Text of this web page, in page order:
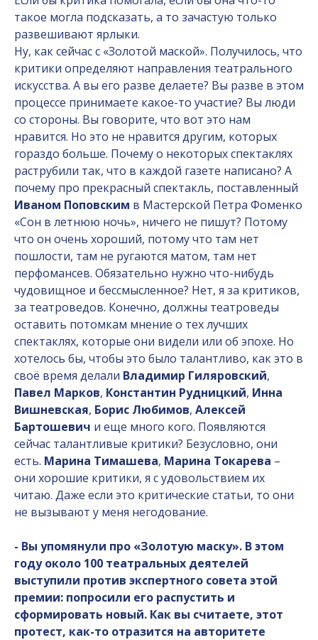
такое могла подсказать, а то зачастую только
развешивают ярлыки.
Ну, как сейчас с «Золотой маской». Получилось, что
критики определяют направления театрального
искусства. А вы его разве делаете? Вы разве в этом
процессе принимаете какое-то участие? Вы люди
со стороны. Вы говорите, что вот это нам
нравится. Но это не нравится другим, которых
гораздо больше. Почему о некоторых спектаклях
раструбили так, что в каждой газете написано? А
почему про прекрасный спектакль, поставленный
Иваном Поповским в Мастерской Петра Фоменко
«Сон в летнюю ночь», ничего не пишут? Потому
что он очень хороший, потому что там нет
пошлости, там не ругаются матом, там нет
перфомансев. Обязательно нужно что-нибудь
чудовищное и бессмысленное? Нет, я за критиков,
за театроведов. Конечно, должны театроведы
оставить потомкам мнение о тех лучших
спектаклях, которые они видели или об эпохе. Но
хотелось бы, чтобы это было талантливо, как это в
своё время делали Владимир Гиляровский,
Павел Марков, Константин Рудницкий, Инна
Вишневская, Борис Любимов, Алексей
Бартошевич и еще много кого. Появляются
сейчас талантливые критики? Безусловно, они
есть. Марина Тимашева, Марина Токарева –
они хорошие критики, я с удовольствием их
читаю. Даже если это критические статьи, то они
не вызывают у меня негодование.
- Вы упомянули про «Золотую маску». В этом
году около 100 театральных деятелей
выступили против экспертного совета этой
премии: попросили его распустить и
сформировать новый. Как вы считаете, этот
протест, как-то отразится на авторитете